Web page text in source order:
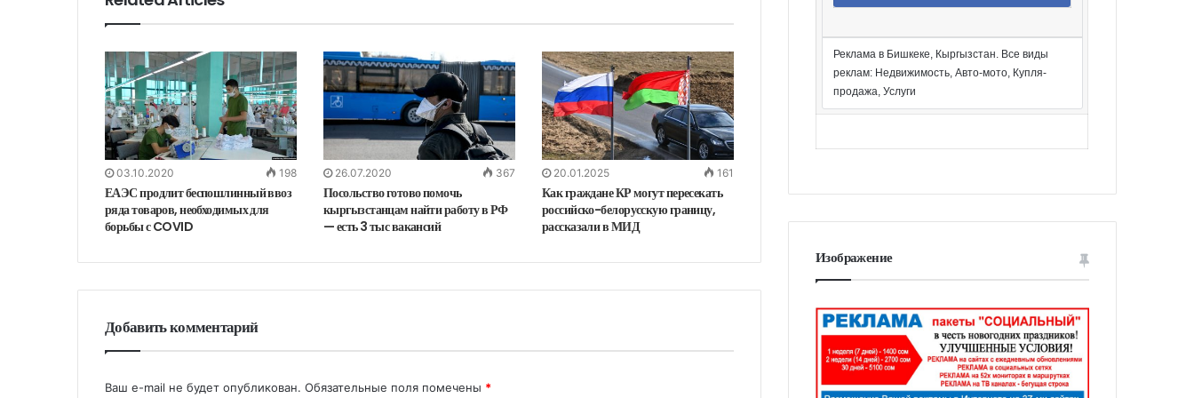
03.10.2020 198
ЕАЭС продлит беспошлинный ввоз
ряда товаров, необходимых для
борьбы с COVID
26.07.2020 367
Посольство готово помочь
кыргызстанцам найти работу в РФ
— есть 3 тыс вакансий
20.01.2025 161
Как граждане КР могут пересекать
российско-белорусскую границу,
рассказали в МИД
Добавить комментарий
Ваш e-mail не будет опубликован. Обязательные поля помечены *
Реклама в Бишкеке, Кыргызстан. Все виды
реклам: Недвижимость, Авто-мото, Купля-
продажа, Услуги
Изображение